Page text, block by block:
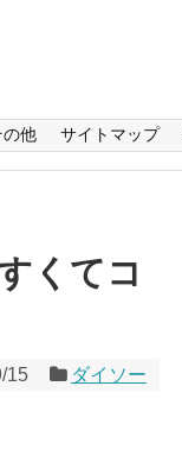
の他 サイトマップ
くてコ
15 ダイソー